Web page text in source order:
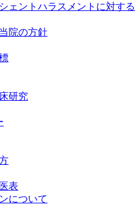
ェントハラスメントに対する
院の方針
研究
表
について